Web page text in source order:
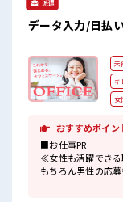
派遣
データ入力/日払
未
キ
女
おすすめポイン
■お仕事PR
≪女性も活躍でき
もちろん男性の応